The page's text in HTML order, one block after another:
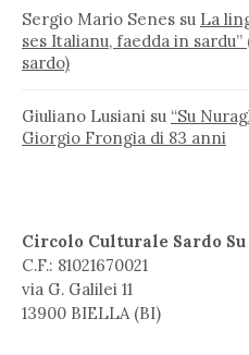
Sergio Mario Senes su La
ses Italianu, faedda in
sardo)
Giuliano Lusiani su “Su
Giorgio Frongia di 83 anni
Circolo Culturale Sardo
C.F.: 81021670021
via G. Galilei 11
13900 BIELLA (BI)